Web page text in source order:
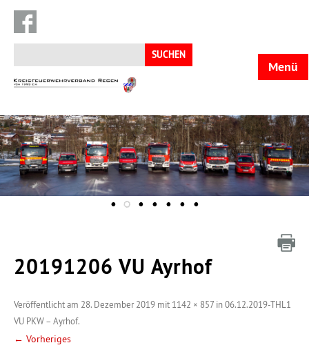
Suchen
nach:
KFV
Menü
20191206 VU Ayrhof
Veröffentlicht am 28. Dezember 2019 mit 1142 × 857 in06.12.2019-THL1
VU PKW – Ayrhof.
← Vorheriges